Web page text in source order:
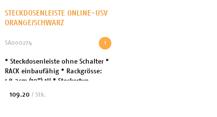
STECKDOSENLEISTE ONLINE-USV
ORANGE/SCHWARZ
1
SA000274
* Steckdosenleiste ohne Schalter *
RACK einbaufähig * Rackgrösse:
48.3cm (19") 1U * Steckertyp
Eingang: 1x IEC-Anschluss *
109.20 / Stk.